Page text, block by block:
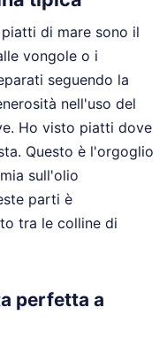
di mare sono il
vongole o i
seguendo la
nell'uso del
Ho visto piatti dove
Questo è l'orgoglio
sull'olio
parti è
tra le colline di
perfetta a